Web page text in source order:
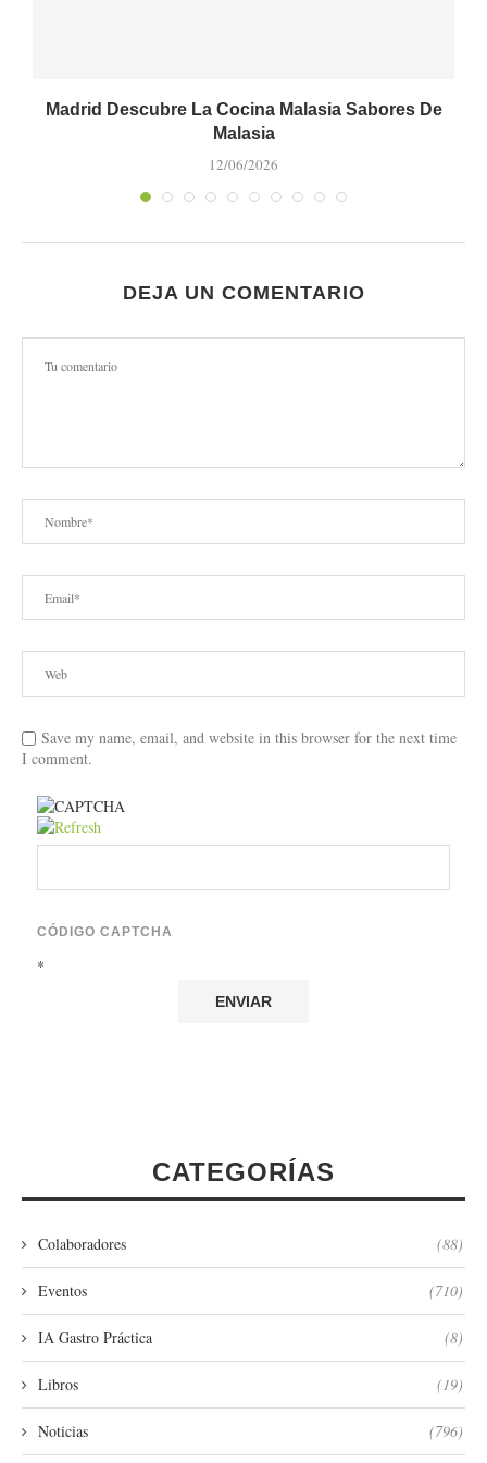
Madrid Descubre La Cocina Malasia Sabores De
Malasia
12/06/2026
DEJA UN COMENTARIO
Save my name, email, and website in this browser for the next time
I comment.
CÓDIGO CAPTCHA
*
CATEGORÍAS
Colaboradores (88)
Eventos (710)
IA Gastro Práctica (8)
Libros (19)
Noticias (796)